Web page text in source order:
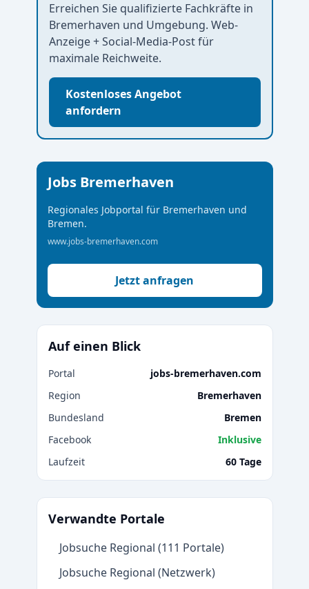
Erreichen Sie qualifizierte Fachkräfte in
Bremerhaven und Umgebung. Web-
Anzeige + Social-Media-Post für
maximale Reichweite.
Kostenloses Angebot
anfordern
Jobs Bremerhaven
Regionales Jobportal für Bremerhaven und
Bremen.
www.jobs-bremerhaven.com
Jetzt anfragen
Auf einen Blick
Portal
jobs-bremerhaven.com
Region
Bremerhaven
Bundesland
Bremen
Facebook
Inklusive
Laufzeit
60 Tage
Verwandte Portale
Jobsuche Regional (111 Portale)
Jobsuche Regional (Netzwerk)